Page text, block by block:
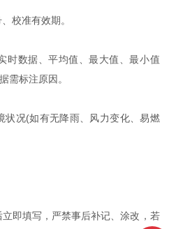
校准有效期。
数据、平均值、最大值、最小值
需标注原因。
况(如有无降雨、风力变化、易燃
即填写，严禁事后补记、涂改，若